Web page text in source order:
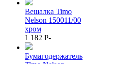
Вешалка Timo
Nelson 150011/00
хром
1 182 P-
Бумагодержатель